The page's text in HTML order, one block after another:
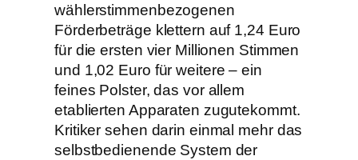
wählerstimmenbezogenen
Förderbeträge klettern auf 1,24 Euro
für die ersten vier Millionen Stimmen
und 1,02 Euro für weitere – ein
feines Polster, das vor allem
etablierten Apparaten zugutekommt.
Kritiker sehen darin einmal mehr das
selbstbedienende System der